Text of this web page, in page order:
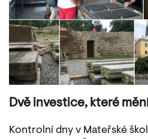
Dvě investice, které
Kontrolní dny v Mateřské